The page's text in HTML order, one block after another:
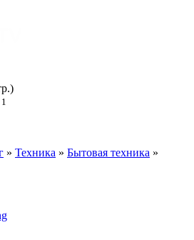
» Техника » Бытовая техника »